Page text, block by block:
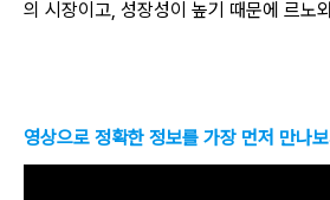
의 시장이고, 성장성이 높기 때문에 르노
영상으로 정확한 정보를 가장 먼저 만나